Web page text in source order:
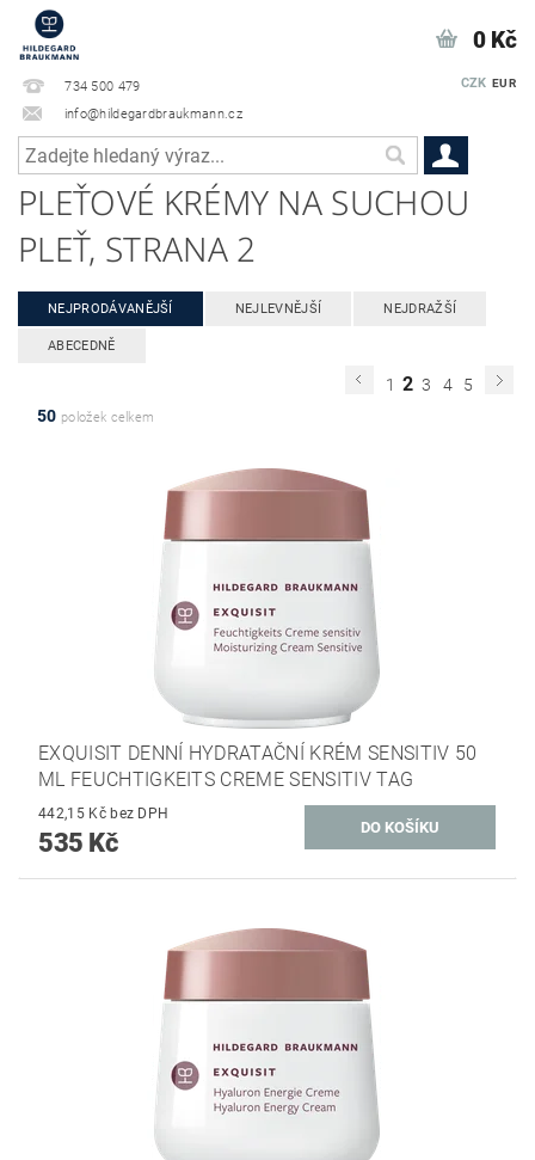
734 500 479
info@hildegardbraukmann.cz
CZK EUR
0 Kč
PLEŤOVÉ KRÉMY NA SUCHOU
PLEŤ, STRANA 2
NEJPRODÁVANĚJŠÍ NEJLEVNĚJŠÍ NEJDRAŽŠÍ
ABECEDNĚ
1 2 3 4
5
50 položek celkem
EXQUISIT DENNÍ HYDRATAČNÍ KRÉM SENSITIV 50
ML FEUCHTIGKEITS CREME SENSITIV TAG
442,15 Kč bez DPH
535 Kč